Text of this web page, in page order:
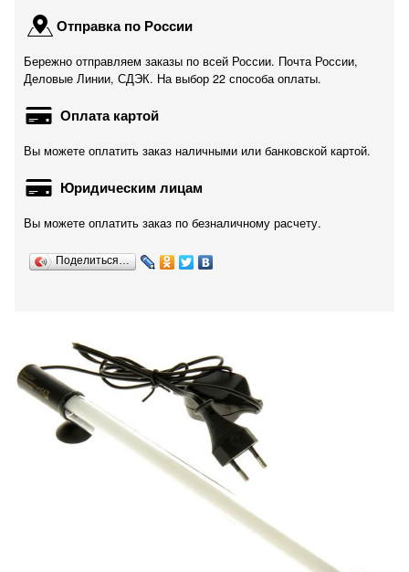
Отправка по России
Бережно отправляем заказы по всей России. Почта России,
Деловые Линии, СДЭК. На выбор 22 способа оплаты.
Оплата картой
Вы можете оплатить заказ наличными или банковской картой.
Юридическим лицам
Вы можете оплатить заказ по безналичному расчету.
Поделиться…